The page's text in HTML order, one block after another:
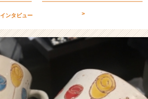
ン
テ
テ
ー
の
タ
イ
インタビュー >